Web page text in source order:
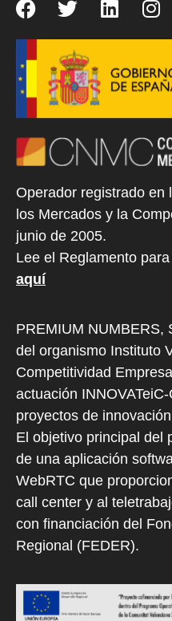
Operador registrado en
los Mercados y la
junio de 2005.
Lee el Reglamento
aquí
PREMIUM NUMBERS,
del organismo Instituto
Competitividad
actuación
proyectos de
El objetivo principal del
de una aplicación
WebRTC que
call center y al
con financiación del
Regional (FEDER).